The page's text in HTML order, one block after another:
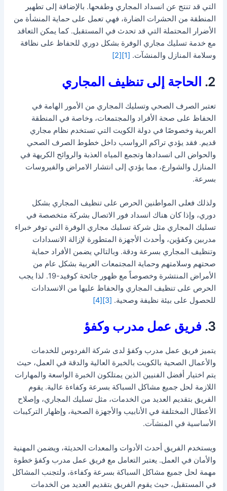
التي قد تنتج عن انسداد المجاري وطفحها. بالإضافة إلى تطهير
المنطقة من الحشرات الضارة، فهي تعمل على حماية المنشأة من
الأضرار المحتملة التي قد تحدث في المستقبل. كما يمكن التعاقد
مع خدمة تسليك مجاري الوفرة بشكل دوري للحفاظ على نظافة
وسلامة المنازل والمنشآت. [1]
[2]
2. الحاجة إلى تنظيف المجاري
تعتبر الصرف الصحي وتسليك المجاري من الأمور الهامة في
الحفاظ على صحة الأفراد والمجتمعات، وخاصة في المنطقة
العربية وخصوصًا في دولة الكويت التي تستخدم نظام مجاري
قديم. فقد يؤدي تراكم الرواسب داخل خطوط الصرف الصحي
والحواض الى انسدادها وتجمع المياه العذبة والروائح الكريهة في
المنازل والشوارع، مما يؤدي إلى انتشار الامراض والفيروسات
بسرعة.
ولذلك فعلى المواطنين الحرص على تنظيف المجاري بشكل
دوري، وإذا كان هناك انسداد فور الاتصال بشركة متخصصة في
تسليك المجاري مثل شركة تسليك مجاري الوفرة التي توفر خبراء
مدربين وكفؤين، وأحدث الأجهزة المتطورة لإزالة الانسدادات
وتنظيف المجاري بسرعة ودقة. وبالتالي يضمن الأفراد حماية
صحتهم وسلامتهم وحماية المجتمعات العربية بشكل عام من
الأمراض المنتشرة وخصوصاً مع ظهور جائحة كوفيد-19. لذا يجب
الحرص على تنظيف المجاري والحفاظ عليها من الانسدادات
للحصول على بيئة نظيفة وصحية. [3]
[4]
3. فريق عمل مدرب وكفؤ
يتميز فريق عمل مدرب وكفؤ لدى شركة الفردوس للخدمات
والأعمال الصحية بالكويت بالخبرة العالية والدقة في العمل، حيث
يتم اختيار أفضل الفنيين الذين يمتلكون الخبرة الواسعة والمهارات
اللازمة لحل جميع مشاكل السباكة بسرعة وكفاءة عالية. يقوم
الفريق بتقديم العديد من الخدمات، مثل تسليك المجاري، وإصلاح
الأعطال المختلفة في الأنابيب والأجهزة الصحية، وإظهار التركيبات
الأساسية في المنشآت.
ويستخدم الفريق أحدث الأدوات والمعدات الحديثة، ويضمن المهنية
والأمان في العمل. يعتبر التعامل مع فريق عمل مدرب وكفؤ خطوة
مهمة لحل جميع مشاكل السباكة بسرعة وكفاءة، ولتجنب المشاكل
في المستقبل، حيث يقوم الفريق بتقديم العديد من الخدمات